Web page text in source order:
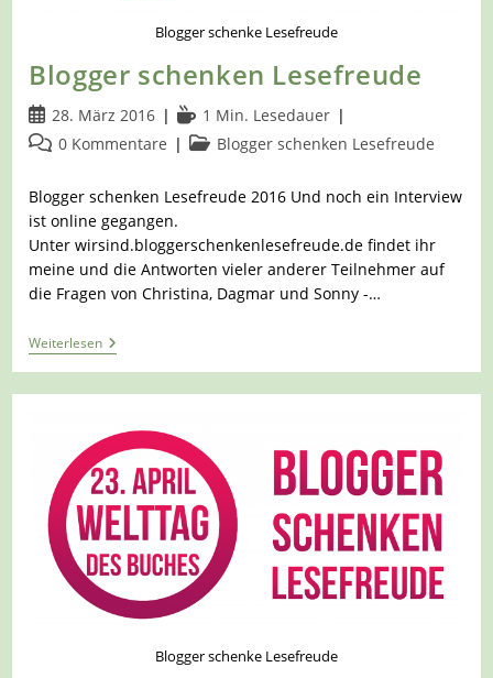
Blogger schenke Lesefreude
Blogger schenken Lesefreude
Beitrag
veröffentlicht:
28. März 2016 Lesedauer:
1 Min. Lesedauer
Beitrags-
0 Kommentare
Beitrags-
Blogger schenken Lesefreude
Blogger schenken Lesefreude 2016 Und noch ein Interview
ist online gegangen.
Unter wirsind.bloggerschenkenlesefreude.de findet ihr
meine und die Antworten vieler anderer Teilnehmer auf
die Fragen von Christina, Dagmar und Sonny -…
WeiterlesenBlogger
Schenken
Lesefreude
Blogger schenke Lesefreude